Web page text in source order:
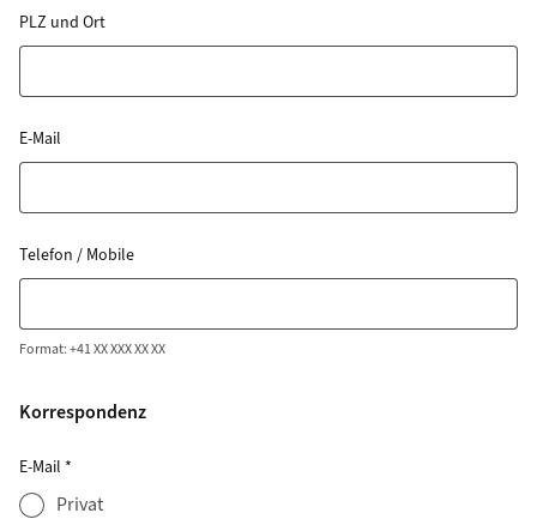
PLZ und Ort
E-Mail
Telefon / Mobile
Format: +41 XX XXX XX XX
Korrespondenz
E-Mail *
Privat